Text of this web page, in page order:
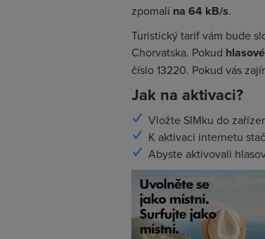
zpomalí na 64 kB/s.
Turistický tarif vám bude
Chorvatska. Pokud
číslo 13220. Pokud vás
Jak na aktivaci?
Vložte SIMku do
K aktivaci internetu
Abyste aktivovali